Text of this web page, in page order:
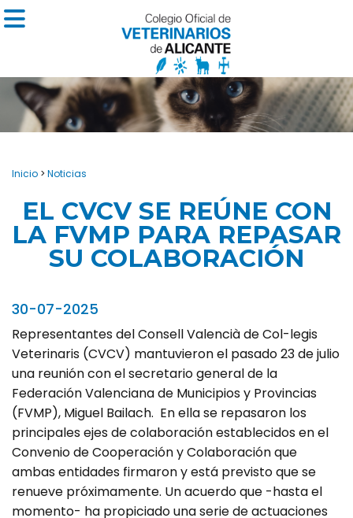
Inicio > Noticias
EL CVCV SE REÚNE CON
LA FVMP PARA REPASAR
SU COLABORACIÓN
30-07-2025
Representantes del Consell Valencià de Col-legis
Veterinaris (CVCV) mantuvieron el pasado 23 de julio
una reunión con el secretario general de la
Federación Valenciana de Municipios y Provincias
(FVMP), Miguel Bailach. En ella se repasaron los
principales ejes de colaboración establecidos en el
Convenio de Cooperación y Colaboración que
ambas entidades firmaron y está previsto que se
renueve próximamente. Un acuerdo que -hasta el
momento- ha propiciado una serie de actuaciones